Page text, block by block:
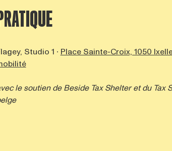
PRATIQUE
Studio 1 ∙ Place Sainte-Croix, 1050
le soutien deBeside Tax Shelteret du Tax